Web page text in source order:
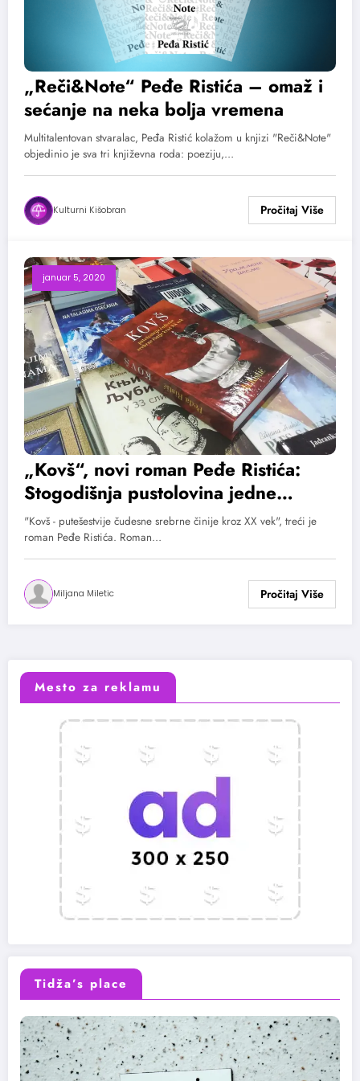
„Reči&Note“ Peđe Ristića – omaž i
sećanje na neka bolja vremena
Multitalentovan stvaralac, Peđa Ristić kolažom u knjizi "Reči&Note"
objedinio je sva tri književna roda: poeziju,…
Kulturni Kišobran
januar 5, 2020
„Kovš“, novi roman Peđe Ristića:
Stogodišnja pustolovina jedne
srebrne činije
"Kovš - putešestvije čudesne srebrne činije kroz XX vek", treći je
roman Peđe Ristića. Roman…
Miljana Miletic
Mesto za reklamu
Tidža’s place